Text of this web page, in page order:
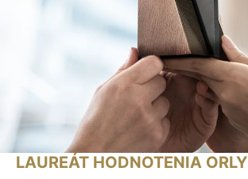
LAUREÁT HODNOTENIA ORLY